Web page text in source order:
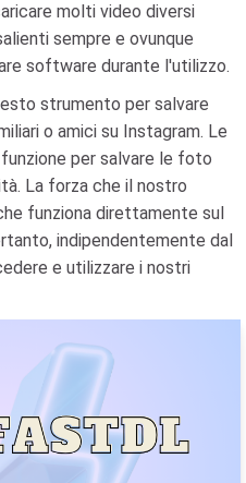
molti video diversi
sempre e ovunque
software durante l'utilizzo.
strumento per salvare
o amici su Instagram. Le
per salvare le foto
La forza che il nostro
funziona direttamente sul
indipendentemente dal
e utilizzare i nostri